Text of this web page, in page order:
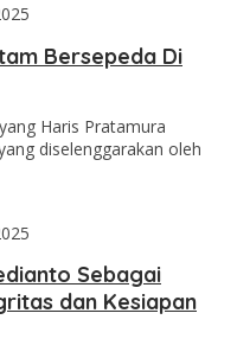
Bersepeda Di
Haris Pratamura
diselenggarakan oleh
Sebagai
dan Kesiapan